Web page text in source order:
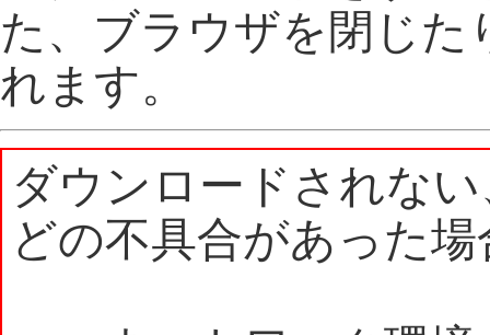
た、ブラウザを閉じた
れます。
ダウンロードされな
どの不具合があった